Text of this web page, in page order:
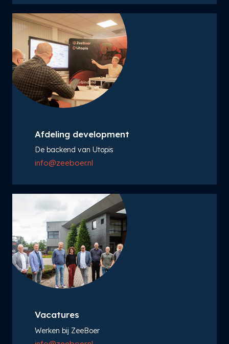
Afdeling development
De backend van Utopis
info@zeeboer.nl
Vacatures
Werken bij ZeeBoer